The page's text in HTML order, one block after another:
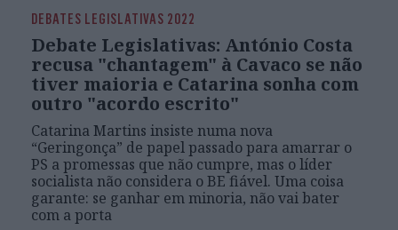
DEBATES LEGISLATIVAS 2022
Debate Legislativas: António Costa
recusa "chantagem" à Cavaco se não
tiver maioria e Catarina sonha com
outro "acordo escrito"
Catarina Martins insiste numa nova
“Geringonça” de papel passado para amarrar o
PS a promessas que não cumpre, mas o líder
socialista não considera o BE fiável. Uma coisa
garante: se ganhar em minoria, não vai bater
com a porta